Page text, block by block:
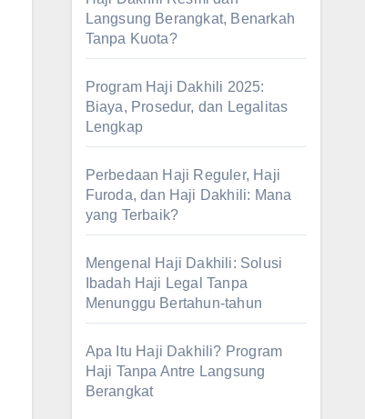
Langsung Berangkat, Benarkah
Tanpa Kuota?
Program Haji Dakhili 2025:
Biaya, Prosedur, dan Legalitas
Lengkap
Perbedaan Haji Reguler, Haji
Furoda, dan Haji Dakhili: Mana
yang Terbaik?
Mengenal Haji Dakhili: Solusi
Ibadah Haji Legal Tanpa
Menunggu Bertahun-tahun
Apa Itu Haji Dakhili? Program
Haji Tanpa Antre Langsung
Berangkat